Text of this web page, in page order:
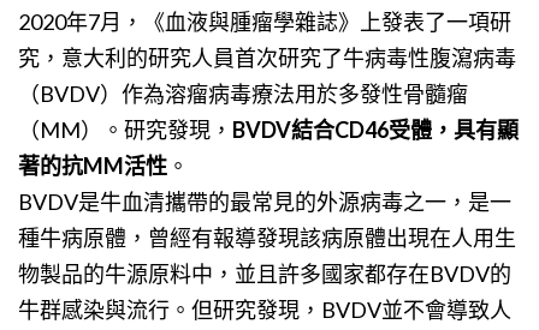
2020年7月，《血液與腫瘤學雜誌》上發表了一項研
究，意大利的研究人員首次研究了牛病毒性腹瀉病毒
（BVDV）作為溶瘤病毒療法用於多發性骨髓瘤
（MM）。研究發現， BVDV結合CD46受體，具有顯
著的抗MM活性 。
BVDV是牛血清攜帶的最常見的外源病毒之一，是一
種牛病原體，曾經有報導發現該病原體出現在人用生
物製品的牛源原料中，並且許多國家都存在BVDV的
牛群感染與流行。但研究發現，BVDV並不會導致人